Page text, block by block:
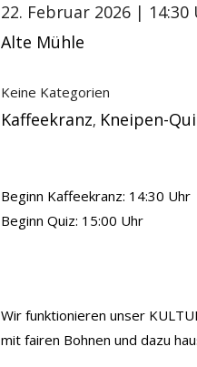
22. Februar 2026 | 14:30
Alte Mühle
Keine Kategorien
Kaffeekranz, Kneipen-
Beginn Kaffeekranz: 14:30 Uhr
Beginn Quiz: 15:00 Uhr
Wir funktionieren unser
mit fairen Bohnen und dazu